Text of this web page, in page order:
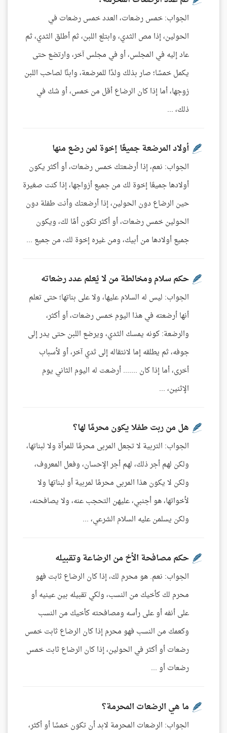
الجواب: خمس رضعات، العدد خمس رضعات في
الحولين، إذا مص الثدي، وابتلع اللبن، ثم أطلق الثدي، ثم
عاد إليه في المجلس، أو في مجلس آخر، وارتضع حتى
يكمل خمسًا؛ صار بذلك ولدًا للمرضعة، وابنًا لصاحب اللبن
زوجها، أما إذا كان الرضاع أقل من خمس، أو شك في
ذلك، ...
أولاد المرضعة جميعًا إخوة لمن رضع منها
الجواب: نعم، إذا أرضعتك خمس رضعات، أو أكثر يكون
أولادها جميعًا إخوة لك من جميع أزواجها، إذا كنت صغيرة
حين الرضاع دون الحولين، إذا أرضعتك وأنت طفلة دون
الحولين خمس رضعات، أو أكثر تكون أمًا لك، ويكون
جميع أولادها من أبيك، ومن غيره إخوة لك، من جميع ...
حكم سلام ومخالطة من لا يُعلم عدد رضعاته
الجواب: ليس له السلام عليها، ولا على بناتها؛ حتى تعلم
أنها أرضعته في هذا اليوم خمس رضعات، أو أكثر،
والرضعة: كونه يمسك الثدي، ويرضع اللبن حتى يدر إلى
جوفه، ثم يطلقه إما لانتقاله إلى ثدي آخر، أو لأسباب
أخرى، أما إذا كان ....... أرضعت له اليوم الثاني يوم
الإثنين، ...
هل من ربت طفلا يكون محرمًا لها؟
الجواب: التربية لا تجعل المربى محرمًا للمرأة ولا لبناتها،
ولكن لهم أجر ذلك، لهم أجر الإحسان، وفعل المعروف،
ولكن لا يكون هذا المربى محرمًا لمربية أو لبناتها ولا
لأخواتها، هو أجنبي، عليهن التحجب عنه، ولا يصافحنه،
ولكن يسلمن عليه السلام الشرعي، ...
حكم مصافحة الأخ من الرضاعة وتقبيله
الجواب: نعم. هو محرم لك، إذا كان الرضاع ثابت فهو
محرم لك كأخيك من النسب، ولكي تقبيله بين عينيه أو
على أنفه أو على رأسه ومصافحته كأخيك من النسب
وكعمك من النسب فهو محرم إذا كان الرضاع ثابت خمس
رضعات أو أكثر في الحولين، إذا كان الرضاع ثابت خمس
رضعات أو ...
ما هي الرضعات المحرمة؟
الجواب: الرضعات المحرمة لابد أن تكون خمسًا أو أكثر،